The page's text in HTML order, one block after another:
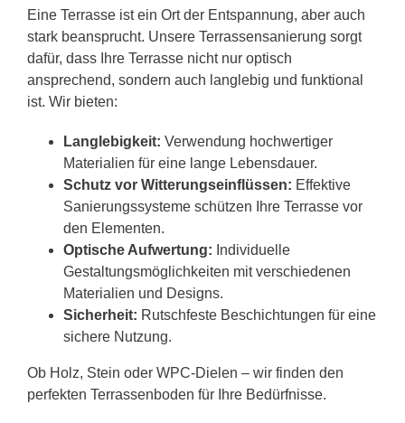
Eine Terrasse ist ein Ort der Entspannung, aber auch
stark beansprucht. Unsere Terrassensanierung sorgt
dafür, dass Ihre Terrasse nicht nur optisch
ansprechend, sondern auch langlebig und funktional
ist. Wir bieten:
Langlebigkeit: Verwendung hochwertiger
Materialien für eine lange Lebensdauer.
Schutz vor Witterungseinflüssen: Effektive
Sanierungssysteme schützen Ihre Terrasse vor
den Elementen.
Optische Aufwertung: Individuelle
Gestaltungsmöglichkeiten mit verschiedenen
Materialien und Designs.
Sicherheit: Rutschfeste Beschichtungen für eine
sichere Nutzung.
Ob Holz, Stein oder WPC-Dielen – wir finden den
perfekten Terrassenboden für Ihre Bedürfnisse.